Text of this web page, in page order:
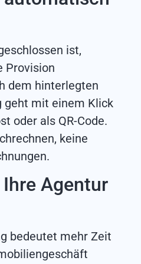
ist,
Provision
dem hinterlegten
geht mit einem Klick
oder als QR-Code.
keine
Agentur
bedeutet mehr Zeit